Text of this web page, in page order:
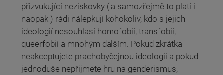
přizvukující neziskovky ( a samozřejmě to platí i
naopak ) rádi nálepkují kohokoliv, kdo s jejich
ideologií nesouhlasí homofobií, transfobií,
queerfobií a mnohým dalším. Pokud zkrátka
neakceptujete prachobyčejnou ideologii a pokud
jednoduše nepřijmete hru na genderismus,